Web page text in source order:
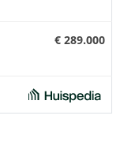
€ 289.000